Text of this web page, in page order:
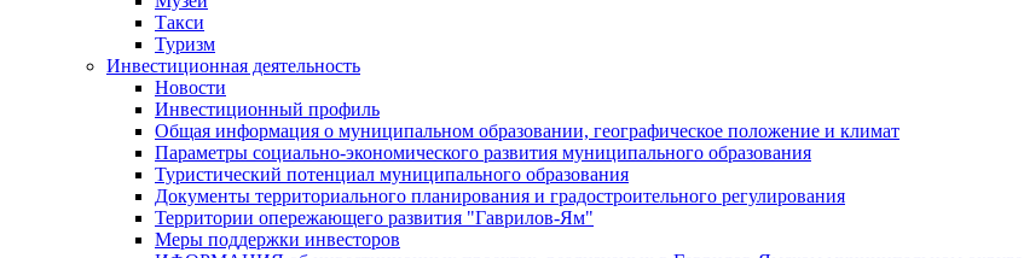
Такси
Туризм
Инвестиционная деятельность
Новости
Инвестиционный профиль
Общая информация о муниципальном образовании, географическое положение и климат
Параметры социально-экономического развития муниципального образования
Туристический потенциал муниципального образования
Документы территориального планирования и градостроительного регулирования
Территории опережающего развития "Гаврилов-Ям"
Меры поддержки инвесторов